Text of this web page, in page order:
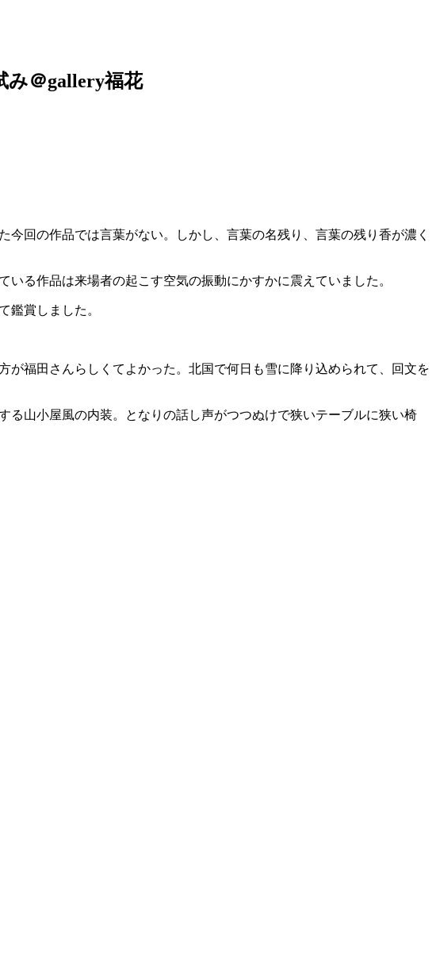
み＠gallery福花
回の作品では言葉がない。しかし、言葉の名残り、言葉の残り香が濃く
る作品は来場者の起こす空気の振動にかすかに震えていました。
鑑賞しました。
福田さんらしくてよかった。北国で何日も雪に降り込められて、回文を
山小屋風の内装。となりの話し声がつつぬけで狭いテーブルに狭い椅